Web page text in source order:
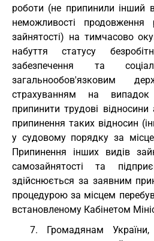
роботи (не припинили інший
неможливості
зайнятості) на тимчасово
набуття статусу
забезпечення та
загальнообов'язковим
страхуванням на випадок
припинити трудові
припинення таких відносин
у судовому порядку за
Припинення інших видів
самозайнятості та
здійснюється за заявним
процедурою за місцем
встановленому Кабінетом
7. Громадянам